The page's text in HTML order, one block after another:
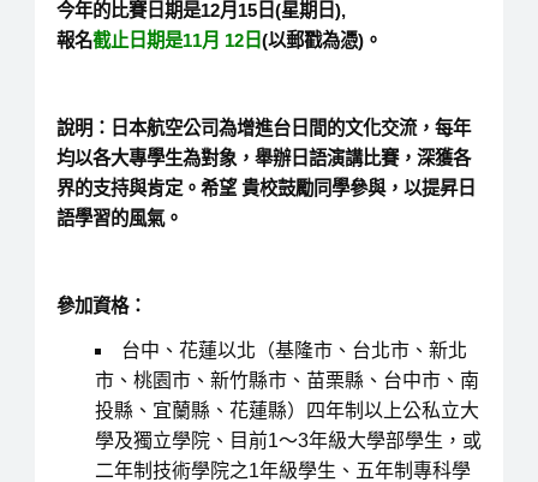
今年的比賽日期是12月 15日(星期日),
報名截止日期是11月 12日(以郵戳為憑)。
說明：日本航空公司為增進台日間的文化交流，每年
均以各大專學生為對象，舉辦日語演講比賽，深獲各
界的支持與肯定。希望 貴校鼓勵同學參與，以提昇日
語學習的風氣。
參加資格：
台中、花蓮以北（基隆市、台北市、新北
市、桃園市、新竹縣市、苗栗縣、台中市、南
投縣、宜蘭縣、花蓮縣）四年制以上公私立大
學及獨立學院、目前1〜3年級大學部學生，或
二年制技術學院之1年級學生、五年制專科學